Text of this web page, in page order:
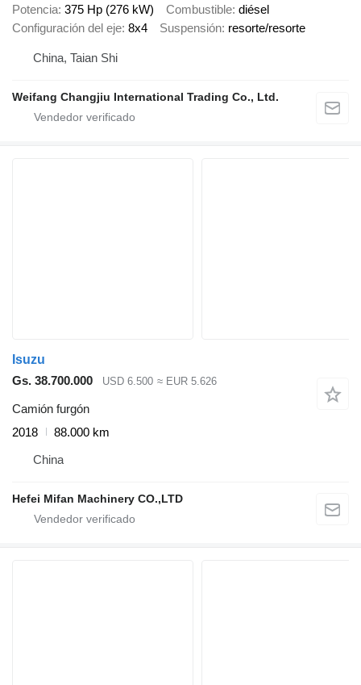
Potencia 375 Hp (276 kW) Combustible diésel
Configuración del eje 8x4 Suspensión resorte/resorte
China, Taian Shi
Weifang Changjiu International Trading Co., Ltd.
Isuzu
Gs. 38.700.000
USD 6.500 ≈ EUR 5.626
Camión furgón
2018
88.000 km
China
Hefei Mifan Machinery CO.,LTD